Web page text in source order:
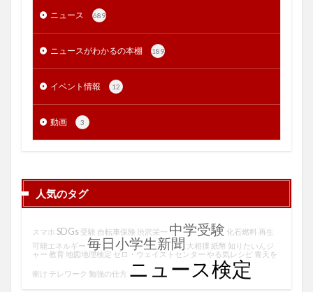
ニュース 689
ニュースがわかるの本棚 189
イベント情報 12
動画 3
人気のタグ
スマホ SDGs 受験 自転車保険 渋沢栄一 中学受験 化石燃料 再生
可能エネルギー 毎日小学生新聞 大相撲 紙幣 知りたいんジ
ャー 教育 地図地理検定 ゼロ・ウェイストセンター やる気レシピ 青天を
衝け テレワーク 勉強の仕方 ニュース検定